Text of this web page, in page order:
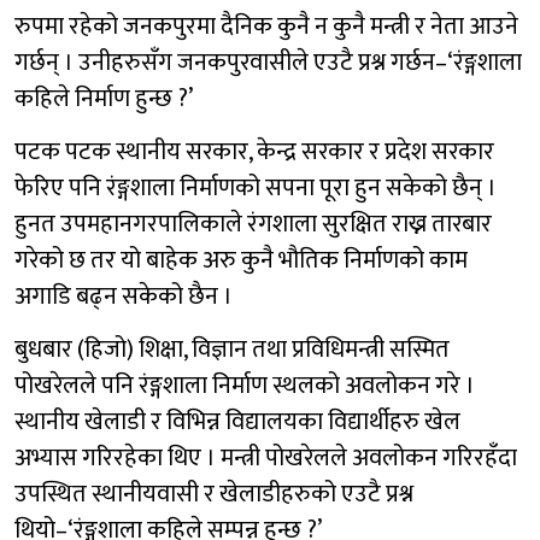
रुपमा रहेको जनकपुरमा दैनिक कुनै न कुनै मन्त्री र नेता आउने
गर्छन् । उनीहरुसँग जनकपुरवासीले एउटै प्रश्न गर्छन–‘रंङ्गशाला
कहिले निर्माण हुन्छ ?’
पटक पटक स्थानीय सरकार, केन्द्र सरकार र प्रदेश सरकार
फेरिए पनि रंङ्गशाला निर्माणको सपना पूरा हुन सकेको छैन् ।
हुनत उपमहानगरपालिकाले रंगशाला सुरक्षित राख्न तारबार
गरेको छ तर यो बाहेक अरु कुनै भौतिक निर्माणको काम
अगाडि बढ्न सकेको छैन ।
बुधबार (हिजो) शिक्षा, विज्ञान तथा प्रविधिमन्त्री सस्मित
पोखरेलले पनि रंङ्गशाला निर्माण स्थलको अवलोकन गरे ।
स्थानीय खेलाडी र विभिन्न विद्यालयका विद्यार्थीहरु खेल
अभ्यास गरिरहेका थिए । मन्त्री पोखरेलले अवलोकन गरिरहँदा
उपस्थित स्थानीयवासी र खेलाडीहरुको एउटै प्रश्न
थियो–‘रंङ्गशाला कहिले सम्पन्न हुन्छ ?’